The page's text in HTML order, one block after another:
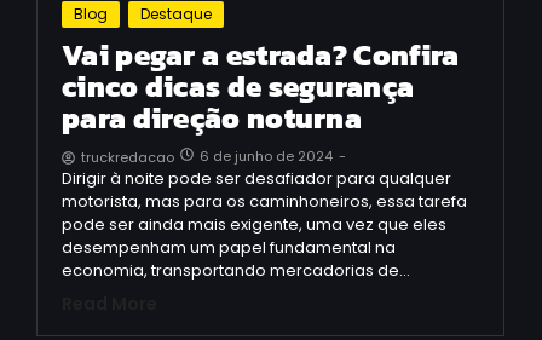
Blog Destaque
Vai pegar a estrada? Confira
cinco dicas de segurança
para direção noturna
truckredacao 6 de junho de 2024 -
Dirigir à noite pode ser desafiador para qualquer
motorista, mas para os caminhoneiros, essa tarefa
pode ser ainda mais exigente, uma vez que eles
desempenham um papel fundamental na
economia, transportando mercadorias de…